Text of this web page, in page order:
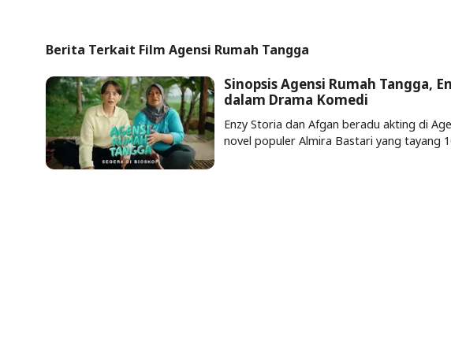
Berita Terkait Film Agensi Rumah Tangga
Sinopsis Agensi Rumah Tangga,
dalam Drama Komedi
Enzy Storia dan Afgan beradu akting di
novel populer Almira Bastari yang tayang